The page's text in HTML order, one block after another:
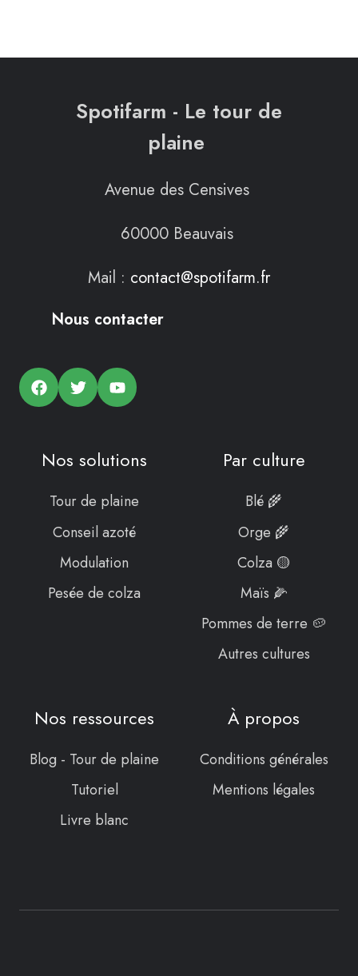
Spotifarm - Le tour de
plaine
Avenue des Censives
60000 Beauvais
Mail : contact@spotifarm.fr
Nous contacter
Nos solutions
Tour de plaine
Conseil azoté
Modulation
Pesée de colza
Par culture
Blé 🌾
Orge 🌾
Colza 🟡
Maïs 🌽
Pommes de terre 🥔
Autres cultures
Nos ressources
Blog - Tour de plaine
Tutoriel
Livre blanc
À propos
Conditions générales
Mentions légales